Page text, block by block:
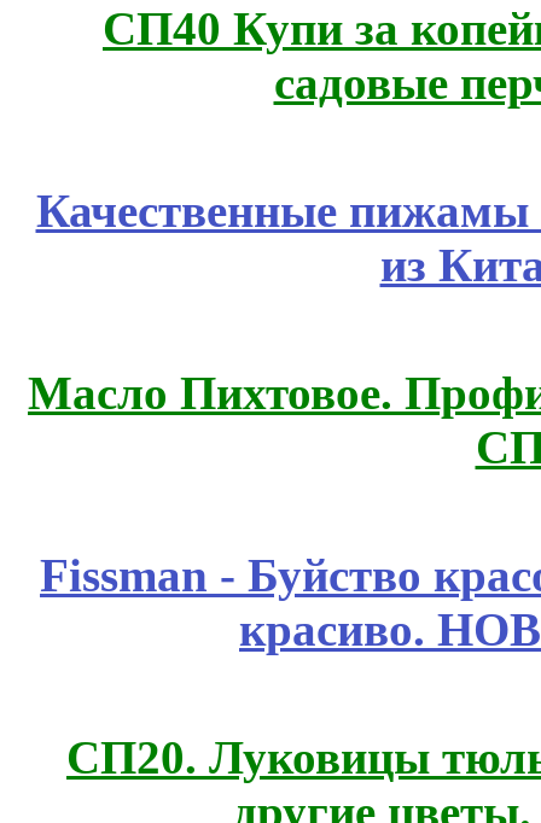
СП40 Купи за
садовые
Качественные пижамы
из
Масло Пихтовое.
Fissmаn - Буйство
красиво.
СП20. Луковицы
другие